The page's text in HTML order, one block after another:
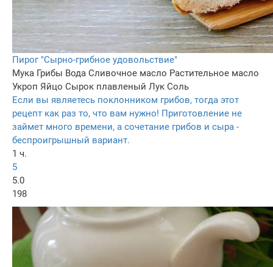
Пирог "Сырно-грибное удовольствие"
Мука Грибы Вода Сливочное масло Растительное масло
Укроп Яйцо Сырок плавленый Лук Соль
Если вы являетесь поклонником грибов, тогда этот
рецепт как раз то, что вам нужно! Приготовление не
займет много времени, а сочетание грибов и сыра -
беспроигрышный вариант.
1 ч.
5
5.0
198